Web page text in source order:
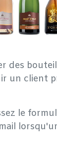
des
un client
le